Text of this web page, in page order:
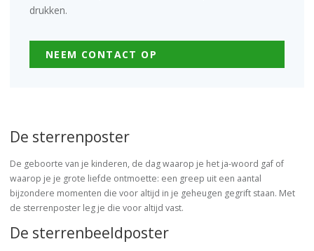
drukken.
NEEM CONTACT OP
De sterrenposter
De geboorte van je kinderen, de dag waarop je het ja-woord gaf of
waarop je je grote liefde ontmoette: een greep uit een aantal
bijzondere momenten die voor altijd in je geheugen gegrift staan. Met
de sterrenposter leg je die voor altijd vast.
De sterrenbeeldposter